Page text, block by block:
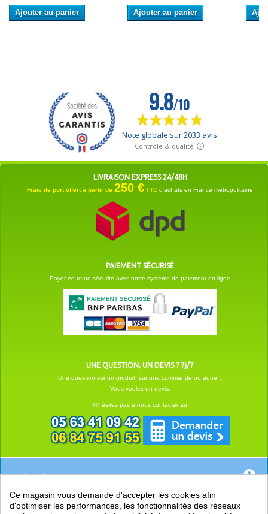
Ajouter au panier
Ajouter au panier
LIVRAISON EXPRESS 24/48H
Frais de port offert à partir de 250 € TTC d'achats en France métropolitaine
PAIEMENT SÉCURISÉ
Payer en toute sécurité avec notre système de paiement en ligne
UNE QUESTION, UN DEVIS ? 7j/7
Une question sur un produit, sur une commande ou autre...
Vous voulez un devis.
N'hésitez pas à nous contacter au
Catégories
EN SAVOIR +
Ce magasin vous demande d'accepter les cookies afin
d'optimiser les performances, les fonctionnalités des réseaux